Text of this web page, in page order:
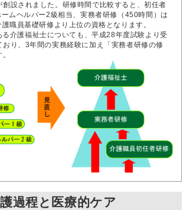
設されました。研修時間で比較すると、初任者
ムヘルパー2級相当、実務者研修（450時間）は
職員基礎研修より上位の資格となります。
る介護福祉士についても、平成28年度試験より受
り、3年間の実務経験に加え「実務者研修の修
過程と医療的ケア